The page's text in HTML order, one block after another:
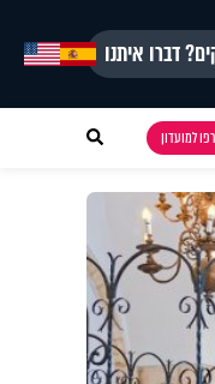
דברו איתנו
למועדון